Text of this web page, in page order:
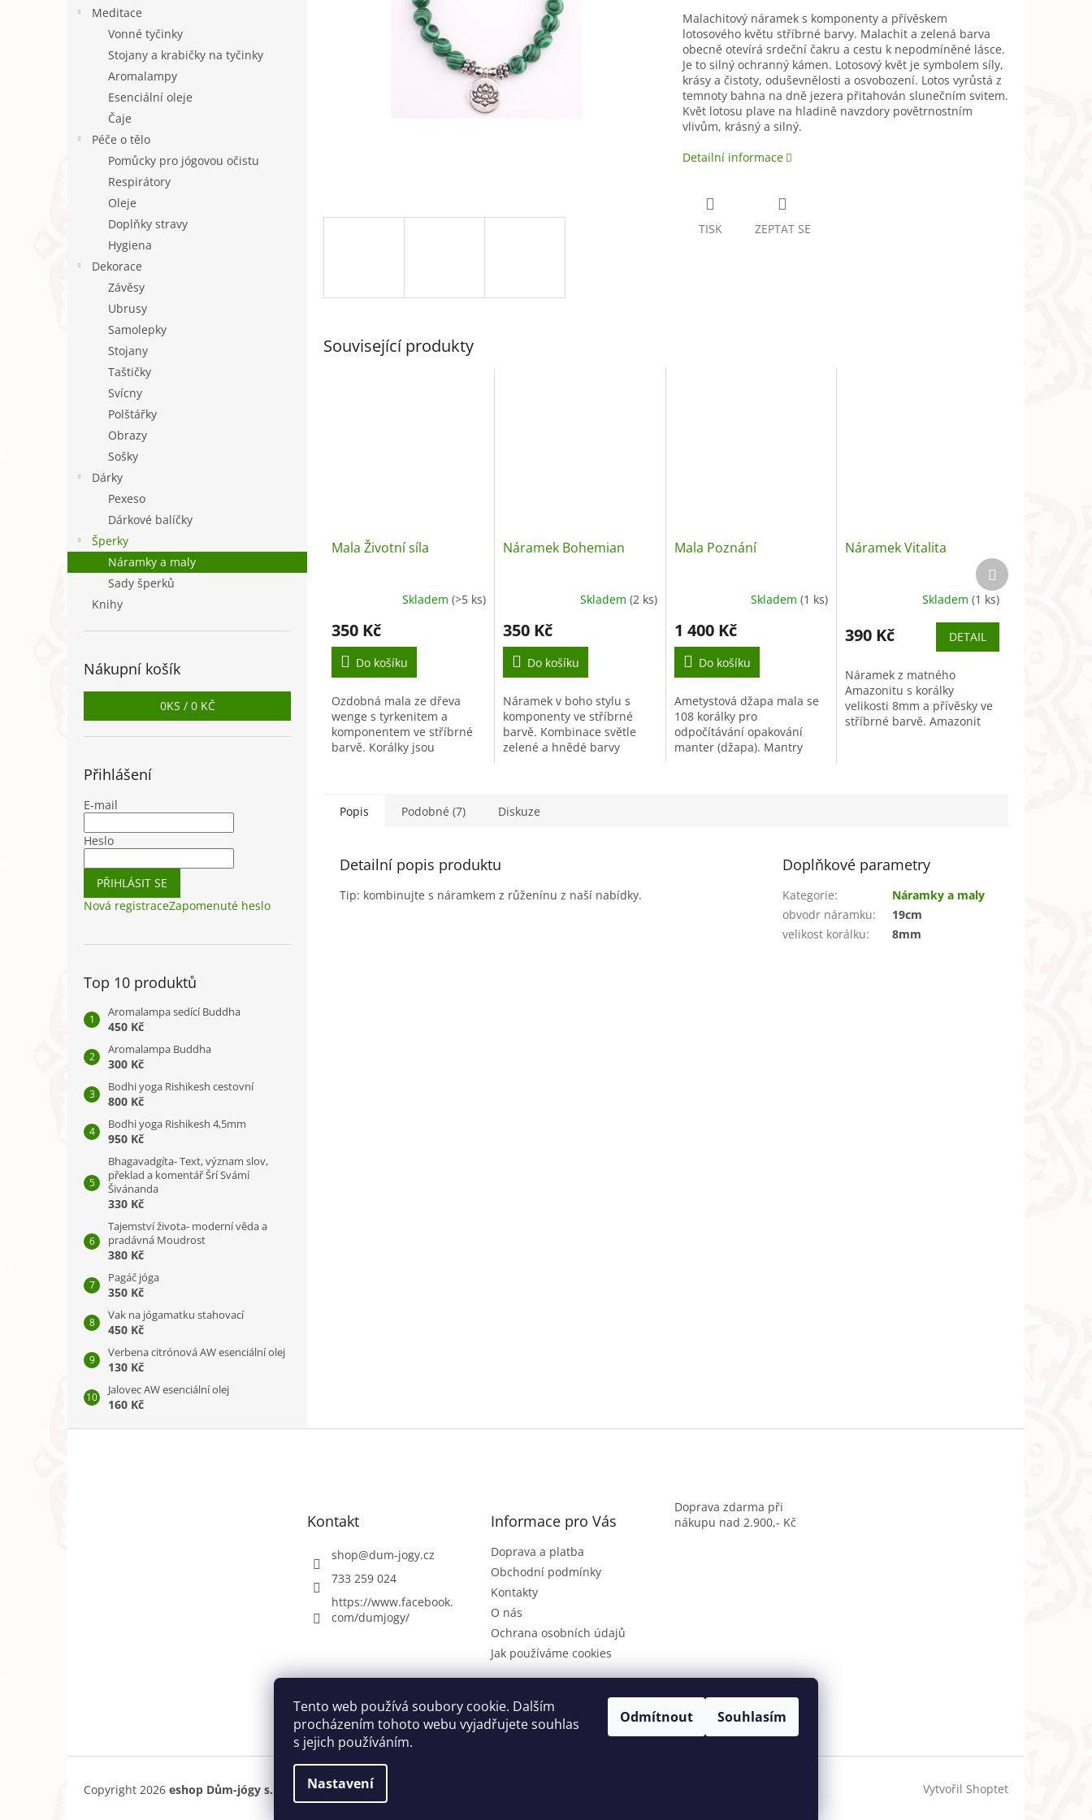
Tento web používá soubory cookie. Dalším
procházením tohoto webu vyjadřujete souhlas
s jejich používáním.
Nastavení
Odmítnout Souhlasím
Meditace
Vonné tyčinky
Stojany a krabičky na tyčinky
Aromalampy
Esenciální oleje
Čaje
Péče o tělo
Pomůcky pro jógovou očistu
Respirátory
Oleje
Doplňky stravy
Hygiena
Dekorace
Závěsy
Ubrusy
Samolepky
Stojany
Taštičky
Svícny
Polštářky
Obrazy
Sošky
Dárky
Pexeso
Dárkové balíčky
Šperky
Náramky a maly
Sady šperků
Knihy
Nákupní košík
0KS / 0 KČ
Přihlášení
E-mail
Heslo
PŘIHLÁSIT SE
Nová registraceZapomenuté heslo
Top 10 produktů
Aromalampa sedící Buddha
450 Kč
Aromalampa Buddha
300 Kč
Bodhi yoga Rishikesh cestovní
800 Kč
Bodhi yoga Rishikesh 4,5mm
950 Kč
Bhagavadgíta- Text, význam slov,
překlad a komentář Šrí Svámí
Šivánanda
330 Kč
Tajemství života- moderní věda a
pradávná Moudrost
380 Kč
Pagáč jóga
350 Kč
Vak na jógamatku stahovací
450 Kč
Verbena citrónová AW esenciální olej
130 Kč
Jalovec AW esenciální olej
160 Kč
Malachitový náramek s komponenty a přívěskem
lotosového květu stříbrné barvy. Malachit a zelená barva
obecně otevírá srdeční čakru a cestu k nepodmíněné lásce.
Je to silný ochranný kámen. Lotosový květ je symbolem síly,
krásy a čistoty, oduševnělosti a osvobození. Lotos vyrůstá z
temnoty bahna na dně jezera přitahován slunečním svitem.
Květ lotosu plave na hladině navzdory povětrnostním
vlivům, krásný a silný.
Detailní informace
TISK ZEPTAT SE
Související produkty
Mala Životní síla
Skladem (>5 ks)
350 Kč
Do košíku
Ozdobná mala ze dřeva
wenge s tyrkenitem a
komponentem ve stříbrné
barvě. Korálky jsou
Náramek Bohemian
Skladem (2 ks)
350 Kč
Do košíku
Náramek v boho stylu s
komponenty ve stříbrné
barvě. Kombinace světle
zelené a hnědé barvy
pohodlně ho...
Mala Poznání
Skladem(1 ks)
1 400 Kč
Do košíku
Ametystová džapa mala se
108 korálky pro
odpočítávání opakování
manter (džapa). Mantry
Náramek Vitalita
Skladem (1 ks)
390 Kč DETAIL
Náramek z matného
Amazonitu s korálky
velikosti 8mm a přívěsky ve
stříbrné barvě. Amazonit
Další
produkt
Popis Podobné (7) Diskuze
Detailní popis produktu
Tip: kombinujte s náramkem z růženínu z naší nabídky.
Doplňkové parametry
Kategorie:
Náramky a maly
obvodr náramku:
19cm
velikost korálku: 8mm
Kontakt
shop@dum-jogy.cz
733 259 024
https://www.facebook.
com/dumjogy/
Informace pro Vás
Doprava a platba
Obchodní podmínky
Kontakty
O nás
Ochrana osobních údajů
Jak používáme cookies
Doprava zdarma při
nákupu nad 2.900,- Kč
Dům jógy Praha
Vytvořil Shoptet
Copyright 2026 eshop Dům-jógy s.r.o. . Všechna práva vyhrazena.